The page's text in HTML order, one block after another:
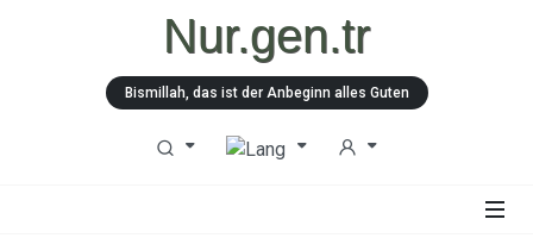
Nur.gen.tr
Bismillah, das ist der Anbeginn alles Guten